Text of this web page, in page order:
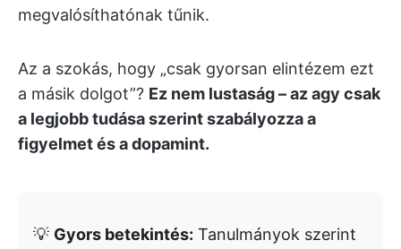
megvalósíthatónak tűnik.
Az a szokás, hogy „csak gyorsan elintézem ezt
a másik dolgot”? Ez nem lustaság – az agy csak
a legjobb tudása szerint szabályozza a
figyelmet és a dopamint.
💡 Gyors betekintés: Tanulmányok szerint